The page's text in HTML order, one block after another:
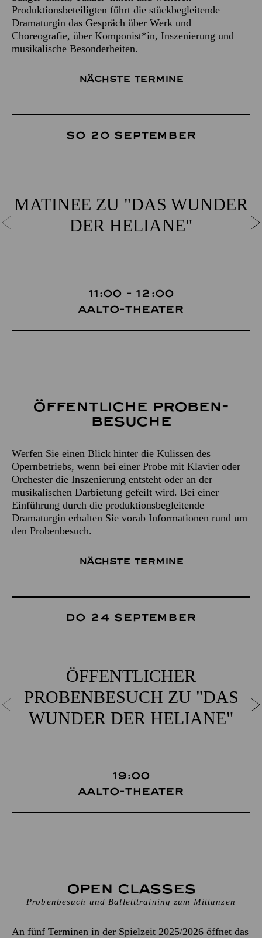
Produktionsbeteiligten führt die stückbegleitende
Dramaturgin das Gespräch über Werk und
Choreografie, über Komponist*in, Inszenierung und
musikalische Besonderheiten.
Nächste Termine
So 20 September
MATINEE ZU "DAS WUNDER
DER HELIANE"
11:00 - 12:00
Aalto-Theater
Öffentliche Proben­
besuche
Werfen Sie einen Blick hinter die Kulissen des
Opernbetriebs, wenn bei einer Probe mit Klavier oder
Orchester die Inszenierung entsteht oder an der
musikalischen Darbietung gefeilt wird. Bei einer
Einführung durch die produktionsbegleitende
Dramaturgin erhalten Sie vorab Informationen rund um
den Probenbesuch.
Nächste Termine
Do 24 September
ÖFFENTLICHER
PROBENBESUCH ZU "DAS
WUNDER DER HELIANE"
19:00
Aalto-Theater
Open Classes
Probenbesuch und Balletttraining zum Mittanzen
An fünf Terminen in der Spielzeit 2025/2026 öffnet das